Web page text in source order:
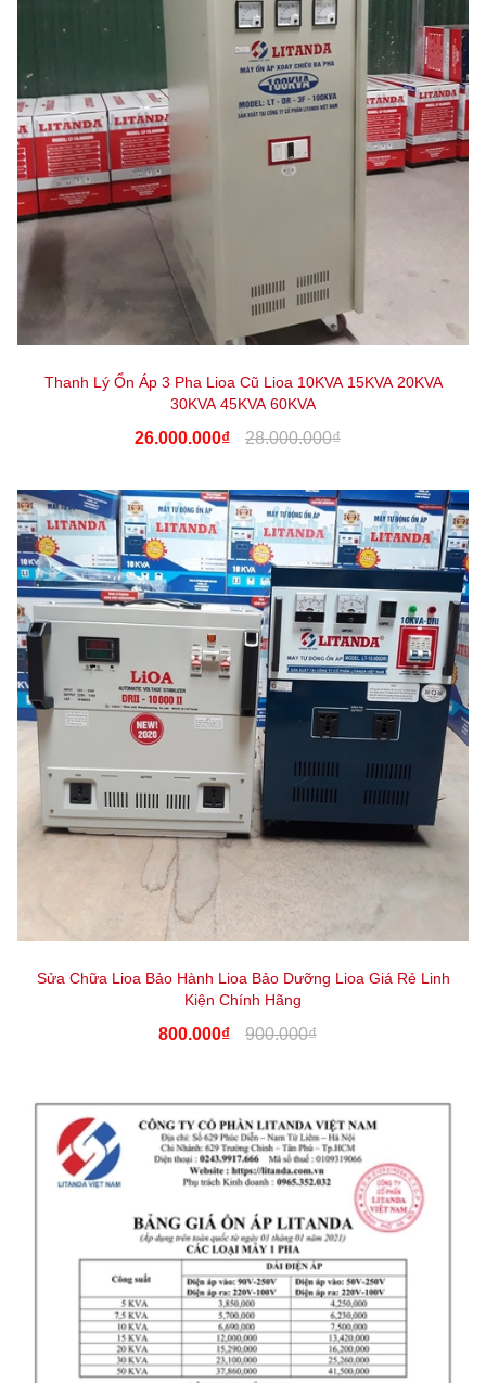
Thanh Lý Ổn Áp 3 Pha Lioa Cũ Lioa 10KVA 15KVA 20KVA
30KVA 45KVA 60KVA
26.000.000₫ 28.000.000₫
Sửa Chữa Lioa Bảo Hành Lioa Bảo Dưỡng Lioa Giá Rẻ Linh
Kiện Chính Hãng
800.000₫ 900.000₫